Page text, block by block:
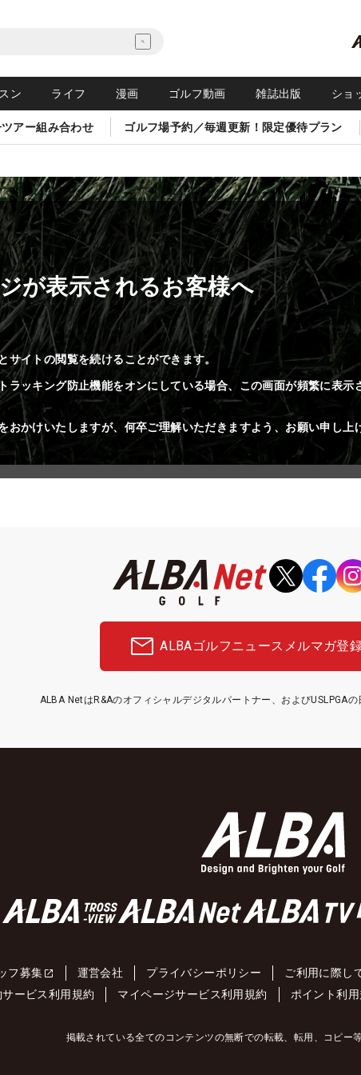
ン ライフ 漫画 ゴルフ動画 雑誌出版 ショ
アー組み合わせ ゴルフ場予約／毎週更新！限定優待プラン
が表示されるお客様へ
サイトの閲覧を続けることができます。
ラッキング防止機能をオンにしている場合、この画面が頻繁に表示
おかけいたしますが、何卒ご理解いただきますよう、お願い申し上
ALBAゴルフニュース メルマガ登
ALBA NetはR&Aのオフィシャルデジタルパートナー、およびUSLPGAの
フ募集 運営会社 プライバシーポリシー ご利用に際し
ービス利用規約
マイページサービス利用規約 ポイント利用
掲載されている全てのコンテンツの無断での転載、転用、コピー